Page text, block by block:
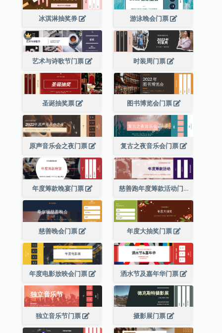
冰淇淋抽奖券 游泳晚会门票
艺术与诗歌节门票 时装周门票
圣诞抽奖票 图书博览会门票
原声音乐会之夜门票 复古之夜音乐会门票
年度筹款晚宴门票 慈善跑年度筹款活动门票
慈善晚会门票 年度大抽奖门票
年度电影放映会门票 洒水节及嘉年华门票
独立音乐节门票 摄影展门票